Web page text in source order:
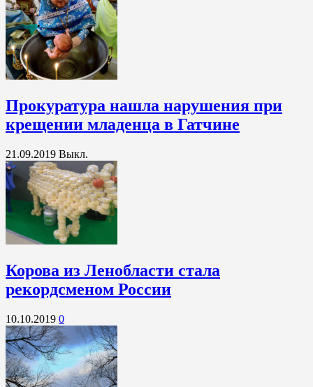
Прокуратура нашла нарушения при
крещении младенца в Гатчине
21.09.2019 Выкл.
Корова из Ленобласти стала
рекордсменом России
10.10.2019 0